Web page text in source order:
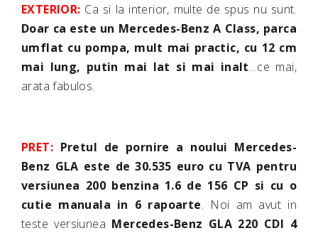
EXTERIOR: Ca si la interior, multe de spus nu sunt.
Doar ca este un Mercedes-Benz A Class, parca
umflat cu pompa, mult mai practic, cu 12 cm
mai lung, putin mai lat si mai inalt…ce mai,
arata fabulos.
PRET: Pretul de pornire a noului Mercedes-
Benz GLA este de 30.535 euro cu TVA pentru
versiunea 200 benzina 1.6 de 156 CP si cu o
cutie manuala in 6 rapoarte. Noi am avut in
teste versiunea Mercedes-Benz GLA 220 CDI 4